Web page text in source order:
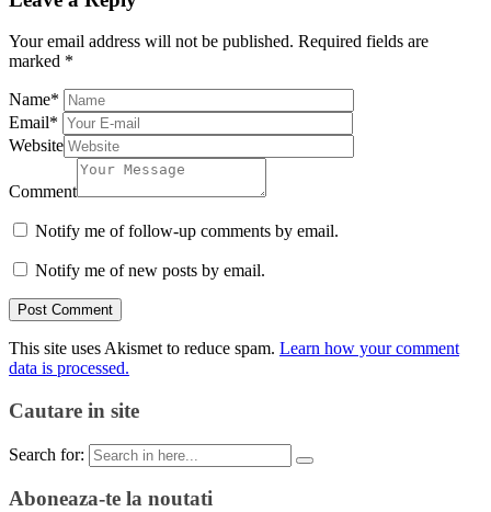
Your email address will not be published. Required fields are
marked *
Name*
Email*
Website
Comment
Notify me of follow-up comments by email.
Notify me of new posts by email.
This site uses Akismet to reduce spam. Learn how your comment
data is processed.
Cautare in site
Search for:
Aboneaza-te la noutati